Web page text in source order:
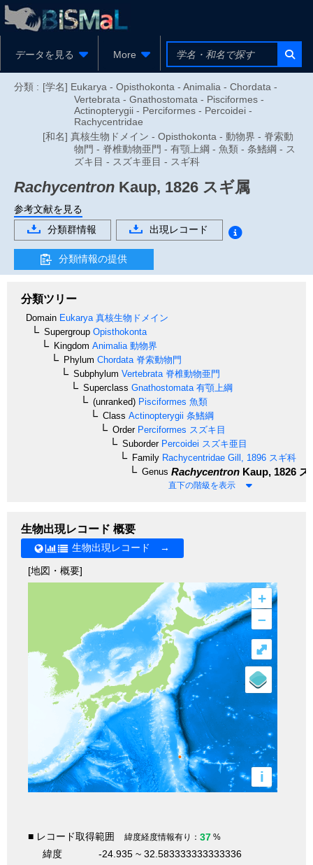
データを見る More
分類 : [学名] Eukarya - Opisthokonta - Animalia - Chordata -
Vertebrata - Gnathostomata - Pisciformes -
Actinopterygii - Perciformes - Percoidei -
Rachycentridae
[和名] 真核生物ドメイン - Opisthokonta - 動物界 - 脊索動
物門 - 脊椎動物亜門 - 有顎上綱 - 魚類 - 条鰭綱 - ス
ズキ目 - スズキ亜目 - スギ科
Rachycentron Kaup, 1826 スギ属
参考文献を見る
分類群情報
出現レコード
分類情報の提供
分類ツリー
Domain Eukarya 真核生物ドメイン
Supergroup Opisthokonta
Kingdom Animalia 動物界
Phylum Chordata 脊索動物門
Subphylum Vertebrata 脊椎動物亜門
Superclass Gnathostomata 有顎上綱
(unranked) Pisciformes 魚類
Class Actinopterygii 条鰭綱
OrderPerciformes スズキ目
SuborderPercoidei スズキ亜目
Family Rachycentridae Gill, 1896 スギ科
Genus Rachycentron Kaup, 1826 ス
直下の階級を表示
生物出現レコード 概要
生物出現レコード →
[地図・概要]
+
–
i
⤢
■ レコード取得範囲 緯度経度情報有り： 37 %
緯度
-24.935 ~ 32.583333333333336